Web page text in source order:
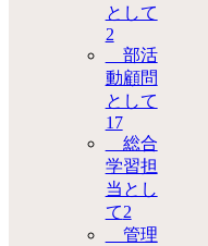
として
2
部活
動顧問
として
17
総合
学習担
当とし
て2
管理